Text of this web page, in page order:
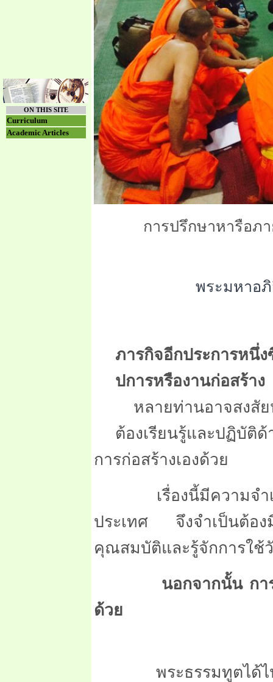
ON THIS SITE
Curriculum
Academic Articles
การปรึกษาหารือภ
พระมหาอ
ภารกิจอีกประการห
ปการหรืองานก่อสร้าง
หลายท่านอาจสงสัย
ต้องเรียนรู้และปฏิบัติด้
การก่อสร้างเองด้วย
เรื่องนี้มีความจ
ประเทศ จึงจำเป็นต้อ
คุณสมบัติและรู้จักการใช้
นอกจากนั้น กา
ด้วย
พระธรรมทูตได้ไปช่